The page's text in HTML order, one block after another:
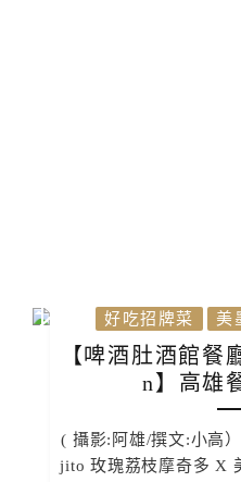
好吃招牌菜 美
【啤酒肚酒館
n】高雄
( 攝影:阿雄/撰文:小高
jito 玫瑰荔枝摩奇多 X